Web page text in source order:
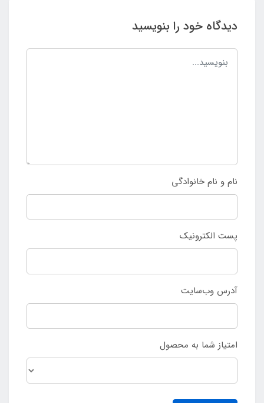
دیدگاه خود را بنویسید
نام و نام خانوادگی
پست الکترونیک
آدرس وب‌سایت
امتیاز شما به محصول